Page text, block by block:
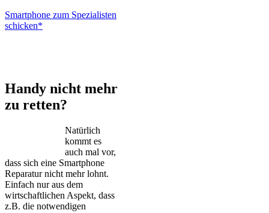
Smartphone zum Spezialisten
schicken*
Handy nicht mehr
zu retten?
Natürlich
kommt es
auch mal vor,
dass sich eine Smartphone
Reparatur nicht mehr lohnt.
Einfach nur aus dem
wirtschaftlichen Aspekt, dass
z.B. die notwendigen